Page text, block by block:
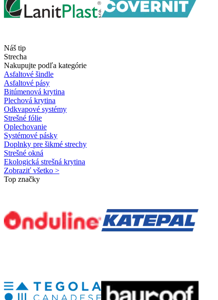
Náš tip
Strecha
Nakupujte podľa kategórie
Asfaltové šindle
Asfaltové pásy
Bitúmenová krytina
Plechová krytina
Odkvapové systémy
Strešné fólie
Oplechovanie
Systémové pásky
Doplnky pre šikmé strechy
Strešné okná
Ekologická strešná krytina
Zobraziť všetko >
Top značky